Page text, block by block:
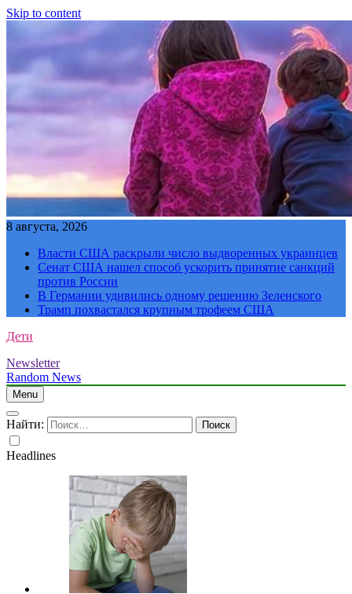
Skip to content
8 августа, 2026
Власти США раскрыли число выдворенных украинцев
Сенат США нашел способ ускорить принятие санкций
против России
В Германии удивились одному решению Зеленского
Трамп похвастался крупным трофеем США
Дети
Newsletter
Random News
Menu
Найти:
Headlines